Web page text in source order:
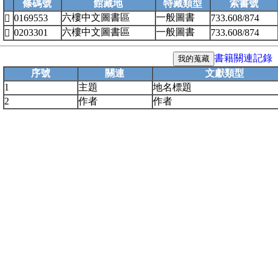
條碼號
館藏地 特藏類型 索書號
 0169553 六樓中文圖書區 一般圖書 733.608/874
 0203301 六樓中文圖書區 一般圖書 733.608/874
書籍關連記錄
序號
關連 文獻類型
1
主題 地名標題
2
作者 作者